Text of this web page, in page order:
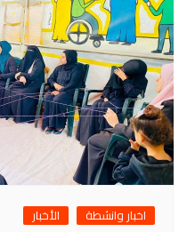
اخبار وانشطة الأخبار